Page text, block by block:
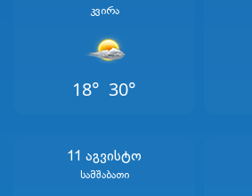
Კვირა
18° 30°
11 Აგვისტო
Სამშაბათი